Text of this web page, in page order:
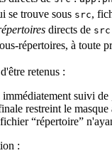
se trouve sous src,
directs de src
répertoires, à toute
retenus :
immédiatement suivi de
restreint le
“répertoire”
: